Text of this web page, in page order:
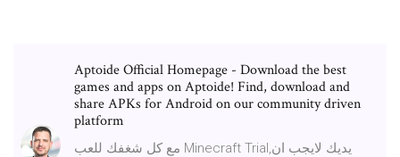
Aptoide Official Homepage - Download the best
games and apps on Aptoide! Find, download and
share APKs for Android on our community driven
platform
مع كل شغفك للعب Minecraft Trial,يديك لايجب ان